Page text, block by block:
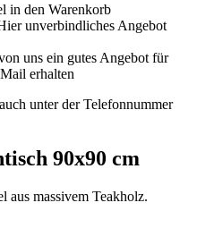
in den Warenkorb
unverbindliches Angebot
uns ein gutes Angebot für
erhalten
unter der Telefonnummer
90x90 cm
massivem Teakholz.